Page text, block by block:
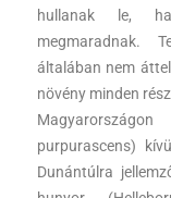
hullanak le,
megmaradnak.
általában nem
növény minden
purpurascens)
Dunántúlra